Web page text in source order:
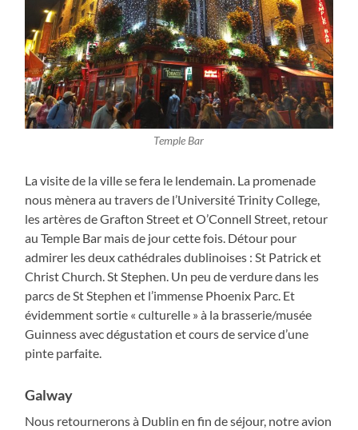
Temple Bar
La visite de la ville se fera le lendemain. La promenade
nous mènera au travers de l’Université Trinity College,
les artères de Grafton Street et O’Connell Street, retour
au Temple Bar mais de jour cette fois. Détour pour
admirer les deux cathédrales dublinoises : St Patrick et
Christ Church. St Stephen. Un peu de verdure dans les
parcs de St Stephen et l’immense Phoenix Parc. Et
évidemment sortie « culturelle » à la brasserie/musée
Guinness avec dégustation et cours de service d’une
pinte parfaite.
Galway
Nous retournerons à Dublin en fin de séjour, notre avion